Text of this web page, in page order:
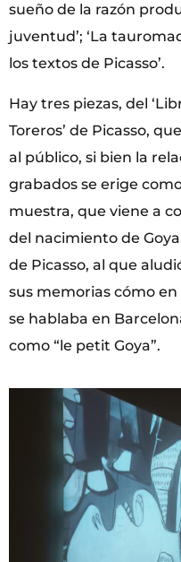
sueño de la razón
juventud’; ‘La
los textos de Picasso’.
Hay tres piezas, del
Toreros’ de Picasso,
al público, si bien la
grabados se erige
muestra, que viene a
del nacimiento de
de Picasso, al que
sus memorias cómo en
se hablaba en
como “le petit Goya”.